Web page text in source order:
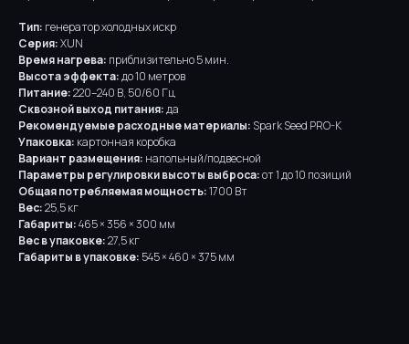
Тип: генератор холодных искр
Серия:XUN
Время нагрева: приблизительно 5 мин.
Высота эффекта:до 10 метров
Питание:220–240 В, 50/60 Гц
Сквозной выход питания:да
Рекомендуемые расходные материалы: Spark Seed PRO-K
Упаковка: картонная коробка
Вариант размещения: напольный/подвесной
Параметры регулировки высоты выброса:от 1 до 10 позиций
Общая потребляемая мощность:1700 Вт
Вес:25,5 кг
Габариты:465 × 356 × 300 мм
Вес в упаковке:27,5 кг
Габариты в упаковке: 545 × 460 × 375 мм